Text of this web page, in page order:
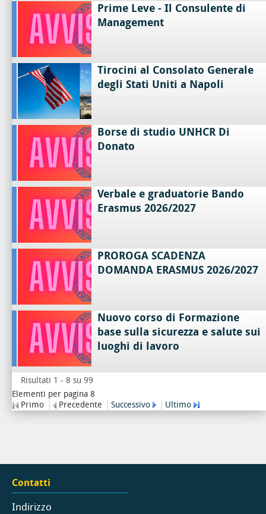
Prime Leve - Il Consulente di
Management
Tirocini al Consolato Generale
degli Stati Uniti a Napoli
Borse di studio UNHCR Di
Donato
Verbale e graduatorie Bando
Erasmus 2026/2027
PROROGA SCADENZA
DOMANDA ERASMUS 2026/2027
Nuovo corso di Formazione
base sulla sicurezza e salute sui
luoghi di lavoro
Risultati 1 - 8 su 99
Elementi per pagina 8
Primo
Precedente Successivo Ultimo
Contatti
Indirizzo